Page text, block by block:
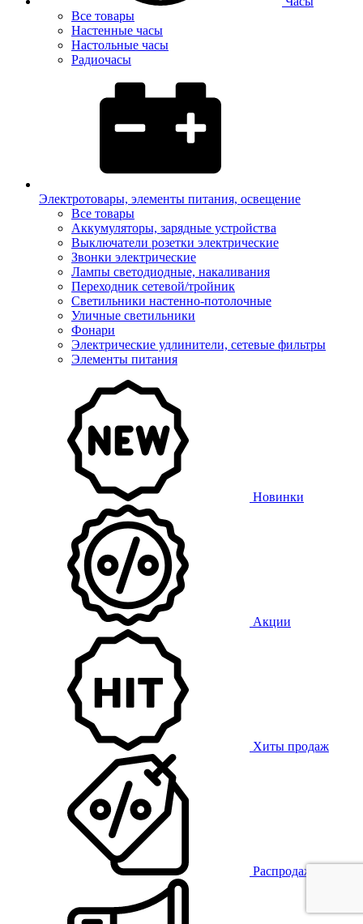
Все товары
Настенные часы
Настольные часы
Радиочасы
Электротовары, элементы питания, освещение
Все товары
Аккумуляторы, зарядные устройства
Выключатели розетки электрические
Звонки электрические
Лампы светодиодные, накаливания
Переходник сетевой/тройник
Светильники настенно-потолочные
Уличные светильники
Фонари
Электрические удлинители, сетевые фильтры
Элементы питания
Новинки
Акции
Хиты продаж
Распродажа